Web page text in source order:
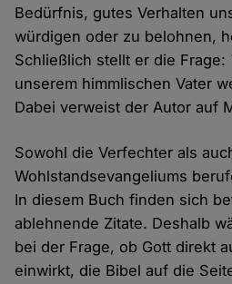
Bedürfnis, gutes Verhalten
würdigen oder zu belohnen,
Schließlich stellt er die
unserem himmlischen Vater
Dabei verweist der Autor auf
Sowohl die Verfechter als
Wohlstandsevangeliums
In diesem Buch finden sich
ablehnende Zitate. Deshalb
bei der Frage, ob Gott direkt
einwirkt, die Bibel auf die